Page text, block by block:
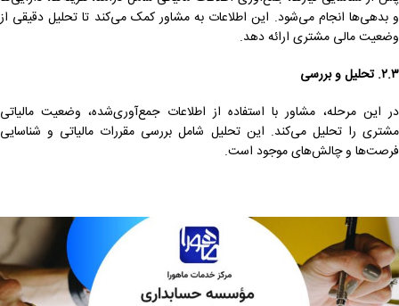
و بدهی‌ها انجام می‌شود. این اطلاعات به مشاور کمک می‌کند تا تحلیل دقیقی از
وضعیت مالی مشتری ارائه دهد.
۲.۳. تحلیل و بررسی
در این مرحله، مشاور با استفاده از اطلاعات جمع‌آوری‌شده، وضعیت مالیاتی
مشتری را تحلیل می‌کند. این تحلیل شامل بررسی مقررات مالیاتی و شناسایی
فرصت‌ها و چالش‌های موجود است.